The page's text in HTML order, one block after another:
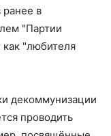
в
"Партии
как "любителя
декоммунизации
проводить